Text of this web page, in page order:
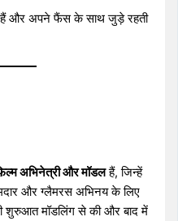
हैं और अपने फैंस के साथ जुड़े रहती
अभिनेत्री और मॉडलहैं, जिन्हें
और ग्लैमरस अभिनय के लिए
शुरुआत मॉडलिंग से की और बाद में